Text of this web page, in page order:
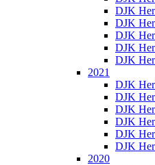
DJK
DJK
DJK
DJK
DJK
2021
DJK
DJK
DJK
DJK
DJK
DJK
2020